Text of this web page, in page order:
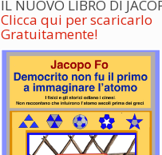
IL NUOVO LIBRO DI
Clicca qui per scaricarlo
Gratuitamente!